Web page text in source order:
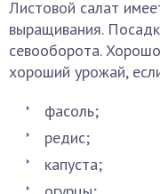
Листовой салат
выращивания.
севооборота.
хороший урожай,
фасоль;
редис;
капуста;